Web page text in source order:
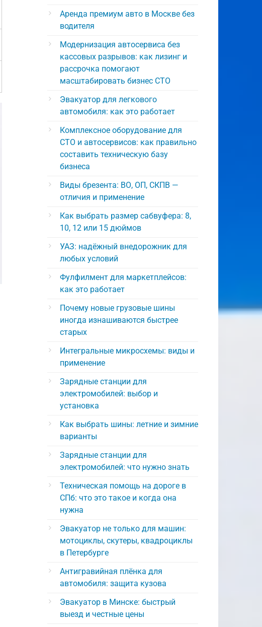
Аренда премиум авто в Москве без
водителя
Модернизация автосервиса без
кассовых разрывов: как лизинг и
рассрочка помогают
масштабировать бизнес СТО
Эвакуатор для легкового
автомобиля: как это работает
Комплексное оборудование для
СТО и автосервисов: как правильно
составить техническую базу
бизнеса
Виды брезента: ВО, ОП, СКПВ —
отличия и применение
Как выбрать размер сабвуфера: 8,
10, 12 или 15 дюймов
УАЗ: надёжный внедорожник для
любых условий
Фулфилмент для маркетплейсов:
как это работает
Почему новые грузовые шины
иногда изнашиваются быстрее
старых
Интегральные микросхемы: виды и
применение
Зарядные станции для
электромобилей: выбор и
установка
Как выбрать шины: летние и зимние
варианты
Зарядные станции для
электромобилей: что нужно знать
Техническая помощь на дороге в
СПб: что это такое и когда она
нужна
Эвакуатор не только для машин:
мотоциклы, скутеры, квадроциклы
в Петербурге
Антигравийная плёнка для
автомобиля: защита кузова
Эвакуатор в Минске: быстрый
выезд и честные цены